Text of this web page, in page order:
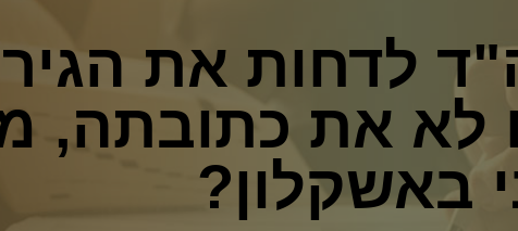
לדחות את
לא את כתובתה,
באשקלון?